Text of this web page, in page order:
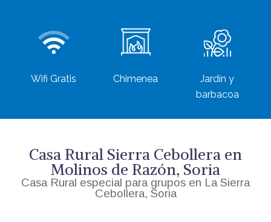
Wifi Gratis Chimenea
Jardín y
barbacoa
Casa Rural Sierra Cebollera en
Molinos de Razón, Soria
Casa Rural especial para grupos en La Sierra
Cebollera, Soria